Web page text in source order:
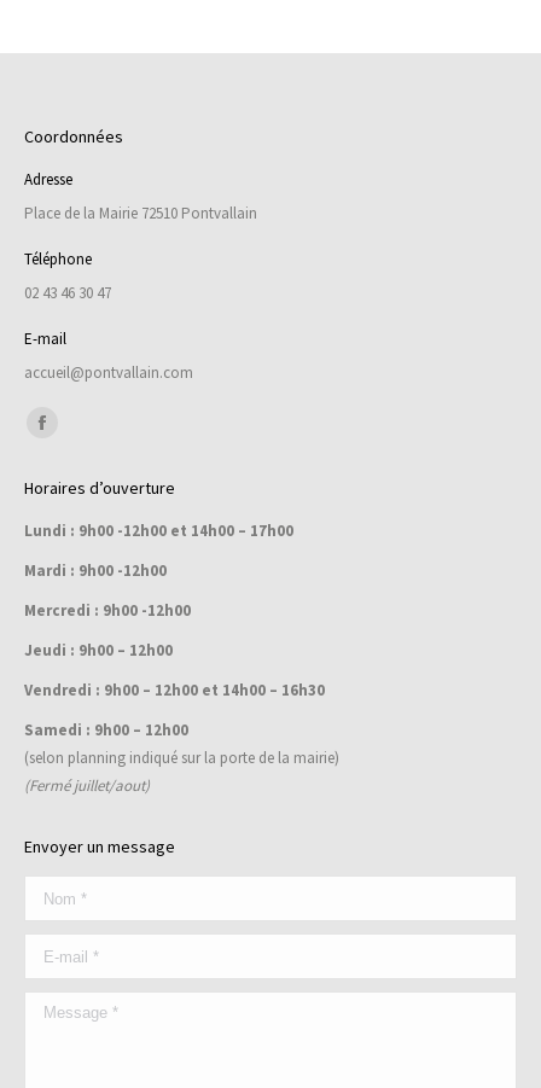
Coordonnées
Adresse
Place de la Mairie 72510 Pontvallain
Téléphone
02 43 46 30 47
E-mail
accueil@pontvallain.com
Trouvez nous sur :
opens
in
new
Horaires d’ouverture
Lundi : 9h00 -12h00 et 14h00 – 17h00
Mardi : 9h00 -12h00
Mercredi : 9h00 -12h00
Jeudi : 9h00 – 12h00
Vendredi : 9h00 – 12h00 et 14h00 – 16h30
Samedi : 9h00 – 12h00
(selon planning indiqué sur la porte de la mairie)
(Fermé juillet/aout)
Envoyer un message